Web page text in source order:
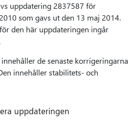
uppdatering 2837587 för
som gavs ut den 13 maj 2014.
den här uppdateringen ingår
de senaste korrigeringarna
innehåller stabilitets- och
uppdateringen